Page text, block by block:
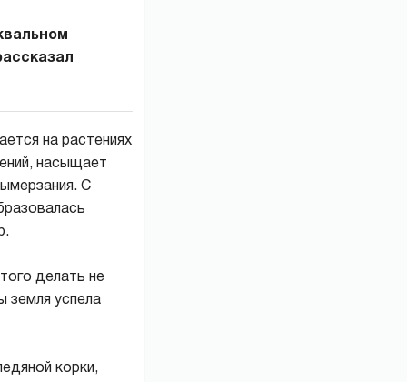
на растениях
насыщает
С
делать не
земля успела
корки,